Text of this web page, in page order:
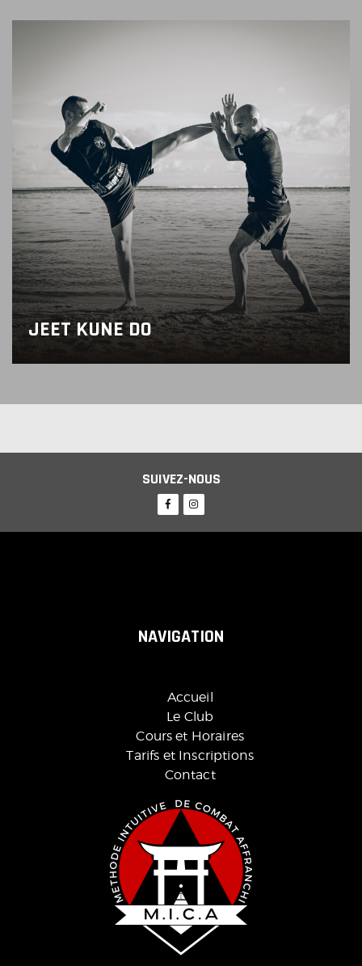
JEET KUNE DO
SUIVEZ-NOUS
NAVIGATION
Accueil
Le Club
Cours et Horaires
Tarifs et Inscriptions
Contact